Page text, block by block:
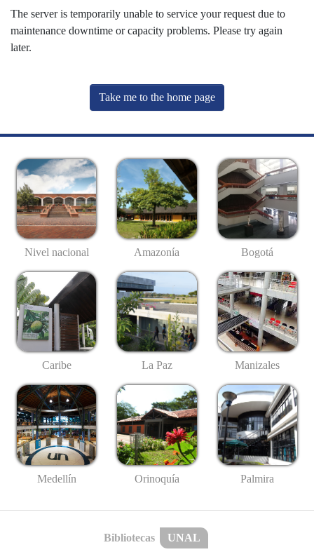
The server is temporarily unable to service your request due to
maintenance downtime or capacity problems. Please try again
later.
Take me to the home page
Nivel nacional Amazonía Bogotá
Caribe La Paz Manizales
Medellín Orinoquía Palmira
Bibliotecas UNAL